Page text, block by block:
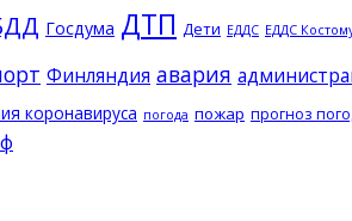
Госдума ДТП Дети ЕДДС ЕДДС
Финляндия авария
коронавируса погода пожар прогноз